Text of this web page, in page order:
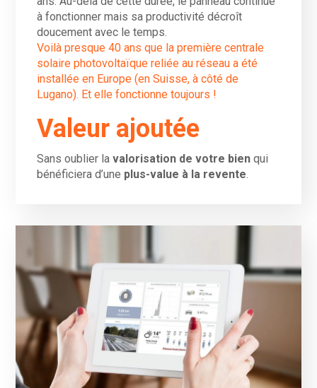
à fonctionner mais sa productivité décroît
doucement avec le temps.
Voilà presque 40 ans que la première centrale
solaire photovoltaïque reliée au réseau a été
installée en Europe (en Suisse, à côté de
Lugano). Et elle fonctionne toujours !
Valeur ajoutée
Sans oublier lavalorisation de votre bien qui
bénéficiera d’une plus-value à la revente